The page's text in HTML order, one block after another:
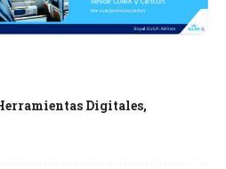
Digitales